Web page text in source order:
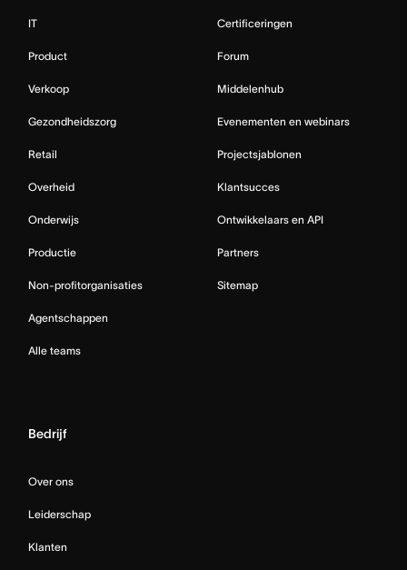
IT
Product
Verkoop
Gezondheidszorg
Retail
Overheid
Onderwijs
Productie
Non-profitorganisaties
Agentschappen
Alle teams
Certificeringen
Forum
Middelenhub
Evenementen en webinars
Projectsjablonen
Klantsucces
Ontwikkelaars en API
Partners
Sitemap
Bedrijf
Over ons
Leiderschap
Klanten